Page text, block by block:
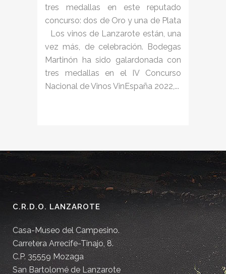
tres medallas en este reputado
concurso: dos de Oro y una de Plata
Los vinos de Lanzarote están, una
vez más, de celebración. Bodegas
Martinón ha sido galardonada con
tres medallas en el IV Concurso
Nacional de Vinos VinEspaña 2022,...
C.R.D.O. LANZAROTE
Casa-Museo del Campesino.
Carretera Arrecife-Tinajo, 8.
C.P. 35559 Mozaga
San Bartolomé de Lanzarote